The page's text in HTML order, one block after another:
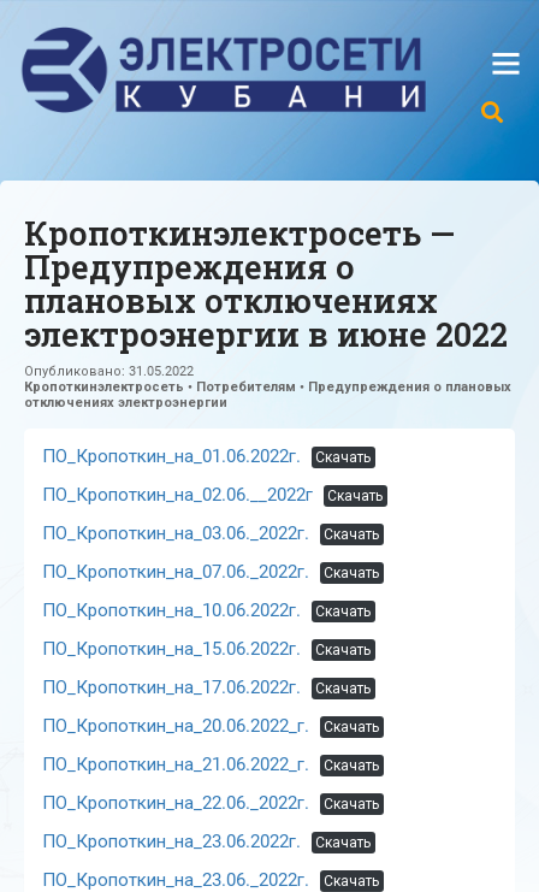
Кропоткинэлектросеть —
Предупреждения о
плановых отключениях
электроэнергии в июне 2022
Опубликовано: 31.05.2022
Кропоткинэлектросеть • Потребителям • Предупреждения о плановых
отключениях электроэнергии
ПО_Кропоткин_на_01.06.2022г. Скачать
ПО_Кропоткин_на_02.06.__2022г Скачать
ПО_Кропоткин_на_03.06._2022г. Скачать
ПО_Кропоткин_на_07.06._2022г. Скачать
ПО_Кропоткин_на_10.06.2022г. Скачать
ПО_Кропоткин_на_15.06.2022г. Скачать
ПО_Кропоткин_на_17.06.2022г. Скачать
ПО_Кропоткин_на_20.06.2022_г. Скачать
ПО_Кропоткин_на_21.06.2022_г. Скачать
ПО_Кропоткин_на_22.06._2022г. Скачать
ПО_Кропоткин_на_23.06.2022г. Скачать
ПО_Кропоткин_на_23.06._2022г. Скачать